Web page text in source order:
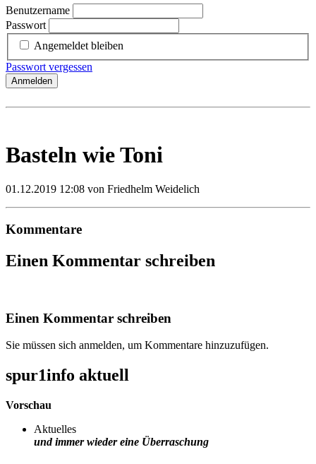
Benutzername
Passwort
Angemeldet bleiben
Passwort vergessen
Anmelden
Basteln wie Toni
01.12.2019 12:08 von Friedhelm Weidelich
Kommentare
Einen Kommentar schreiben
Einen Kommentar schreiben
Sie müssen sich anmelden, um Kommentare hinzuzufügen.
spur1info aktuell
Vorschau
Aktuelles
und immer wieder eine Überraschung